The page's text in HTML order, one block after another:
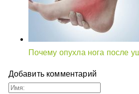
Почему опухла нога после
Добавить комментарий